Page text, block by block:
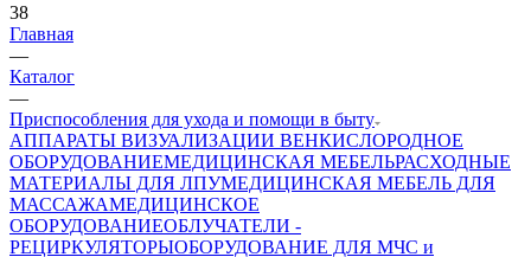
38
Главная
—
Каталог
—
Приспособления для ухода и помощи в быту
АППАРАТЫ ВИЗУАЛИЗАЦИИ ВЕНКИСЛОРОДНОЕ
ОБОРУДОВАНИЕМЕДИЦИНСКАЯ МЕБЕЛЬРАСХОДНЫЕ
МАТЕРИАЛЫ ДЛЯ ЛПУМЕДИЦИНСКАЯ МЕБЕЛЬ ДЛЯ
МАССАЖАМЕДИЦИНСКОЕ
ОБОРУДОВАНИЕОБЛУЧАТЕЛИ -
РЕЦИРКУЛЯТОРЫОБОРУДОВАНИЕ ДЛЯ МЧС и